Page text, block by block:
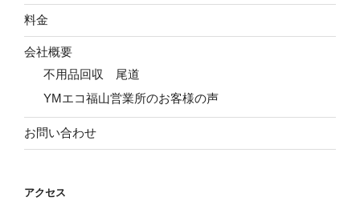
料金
会社概要
不用品回収 尾道
YMエコ福山営業所のお客様の声
お問い合わせ
アクセス